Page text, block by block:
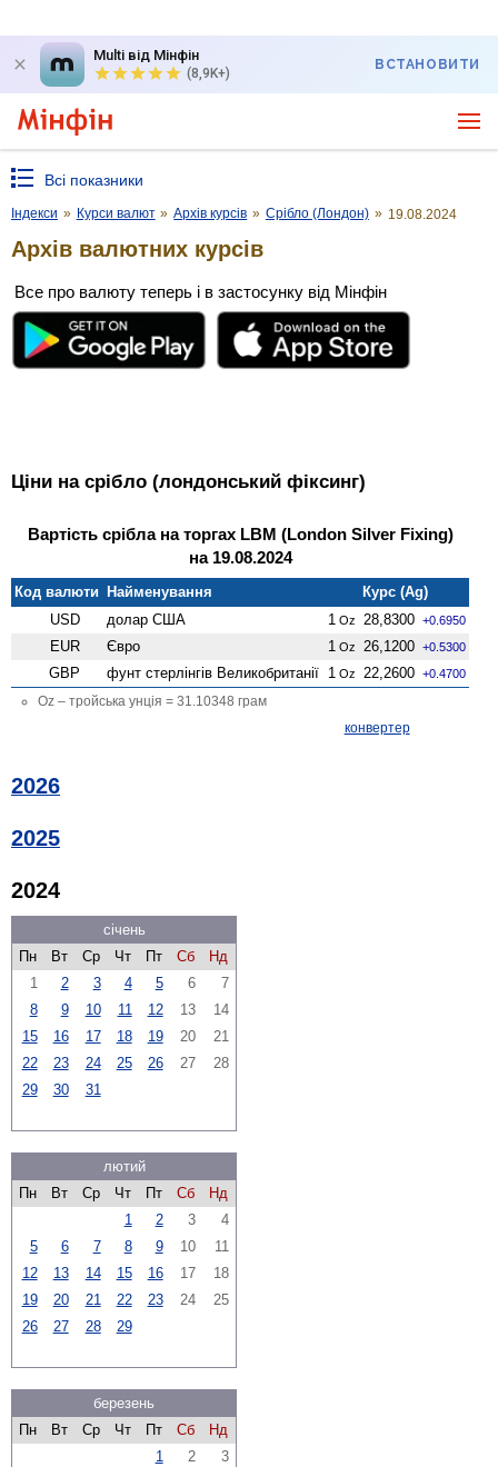
Multi від Мінфін
(8,9K+)
ВСТАНОВИТИ
Всі показники
Індекси » Курси валют » Архів курсів » Срібло (Лондон) » 19.08.2024
Архів валютних курсів
Все про валюту теперь і в застосунку від Мінфін
Ціни на срібло (лондонський фіксинг)
Вартість срібла на торгах LBM (London Silver Fixing)
на 19.08.2024
Код валюти Найменування
Курс (Ag)
USD
долар США 1 Oz 28,8300 +0.6950
EUR Євро 1 Oz 26,1200 +0.5300
GBP фунт стерлінгів Велико­британії 1 Oz 22,2600 +0.4700
Oz – тройська унція = 31.10348 грам
конвертер
2026
2025
2024
січень
Пн
Вт Ср Чт Пт Сб
Нд
1
2 3 4 5 6
7
8
9 10 11 12 13
14
15
16 17 18 19 20
21
22
23 24 25 26 27
28
29
30 31
лютий
Пн
Вт Ср Чт Пт Сб
Нд
1
2 3
4
5
6 7 8 9 10
11
12
13 14 15 16 17
18
19
20 21 22 23 24
25
26
27 28 29
березень
Пн
Вт Ср Чт Пт Сб
Нд
1
2
3